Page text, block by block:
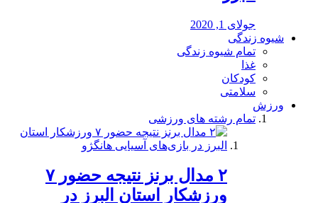
جولای 1, 2020
شیوه زندگی
تمام شیوه زندگی
غذا
کودکان
سلامتی
ورزش
تمام رشته های ورزشی
۲ مدال برنز نتیجه حضور ۷
ورزشکار استان البرز در